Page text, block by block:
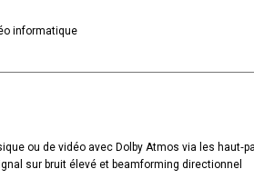
informatique
ou de vidéo avec Dolby Atmos via les
sur bruit élevé et beamforming directionnel